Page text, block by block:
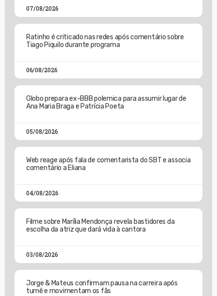
07/08/2026
Ratinho é criticado nas redes após comentário sobre
Tiago Piquilo durante programa
06/08/2026
Globo prepara ex-BBB polemica para assumir lugar de
Ana Maria Braga e Patrícia Poeta
05/08/2026
Web reage após fala de comentarista do SBT e associa
comentário a Eliana
04/08/2026
Filme sobre Marília Mendonça revela bastidores da
escolha da atriz que dará vida à cantora
03/08/2026
Jorge & Mateus confirmam pausa na carreira após
turnê e movimentam os fãs